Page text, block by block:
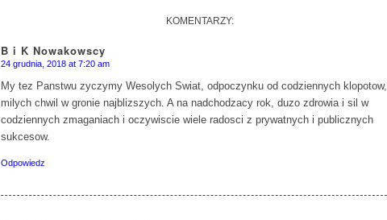
KOMENTARZY:
B i K Nowakowscy
says:
24 grudnia, 2018 at 7:20 am
My tez Panstwu zyczymy Wesolych Swiat, odpoczynku od codziennych klopotow,
milych chwil w gronie najblizszych. A na nadchodzacy rok, duzo zdrowia i sil w
codziennych zmaganiach i oczywiscie wiele radosci z prywatnych i publicznych
sukcesow.
Odpowiedz